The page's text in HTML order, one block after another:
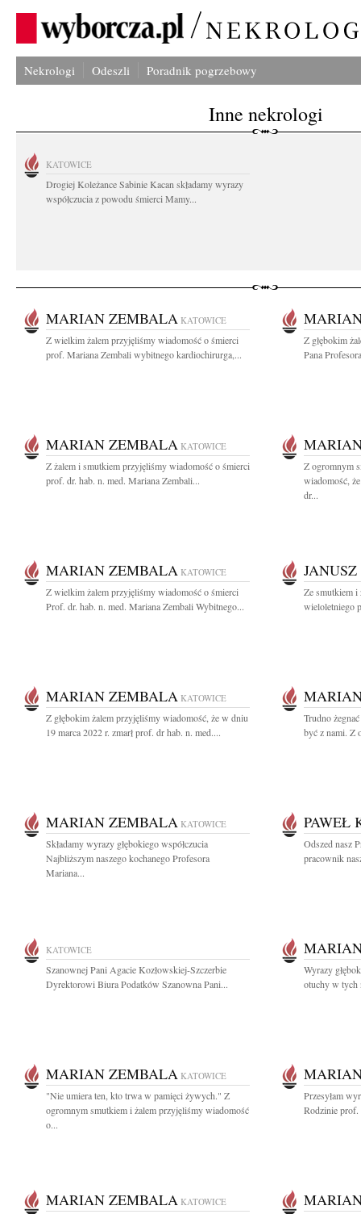
Nekrologi Odeszli Poradnik pogrzebowy
Inne nekrologi
KATOWICE
Drogiej Koleżance Sabinie Kacan składamy wyrazy
współczucia z powodu śmierci Mamy...
MARIAN ZEMBALA KATOWICE
Z wielkim żalem przyjęliśmy wiadomość o śmierci
prof. Mariana Zembali wybitnego kardiochirurga,...
Z głębokim
Pana
MARIAN ZEMBALA KATOWICE
Z żalem i smutkiem przyjęliśmy wiadomość o śmierci
prof. dr. hab. n. med. Mariana Zembali...
Z ogromnym
wiadomość,
dr...
MARIAN ZEMBALA KATOWICE
Z wielkim żalem przyjęliśmy wiadomość o śmierci
Prof. dr. hab. n. med. Mariana Zembali Wybitnego...
Ze smutkiem i
wieloletniego
MARIAN ZEMBALA KATOWICE
Z głębokim żalem przyjęliśmy wiadomość, że w dniu
19 marca 2022 r. zmarł prof. dr hab. n. med....
Trudno
być z nami. Z
MARIAN ZEMBALA KATOWICE
Składamy wyrazy głębokiego współczucia
Najbliższym naszego kochanego Profesora
Mariana...
PAWEŁ
Odszed nasz
pracownik
KATOWICE
Szanownej Pani Agacie Kozłowskiej-Szczerbie
Dyrektorowi Biura Podatków Szanowna Pani...
Wyrazy
otuchy w tych
MARIAN ZEMBALA KATOWICE
"Nie umiera ten, kto trwa w pamięci żywych." Z
ogromnym smutkiem i żalem przyjęliśmy wiadomość
o...
Przesyłam
Rodzinie
MARIAN ZEMBALA KATOWICE